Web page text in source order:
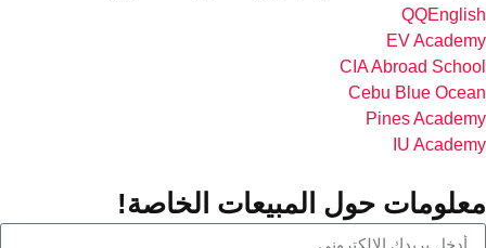
QQEnglish
EV Academy
CIA Abroad School
Cebu Blue Ocean
Pines Academy
IU Academy
معلومات حول المبيعات الخاصة!